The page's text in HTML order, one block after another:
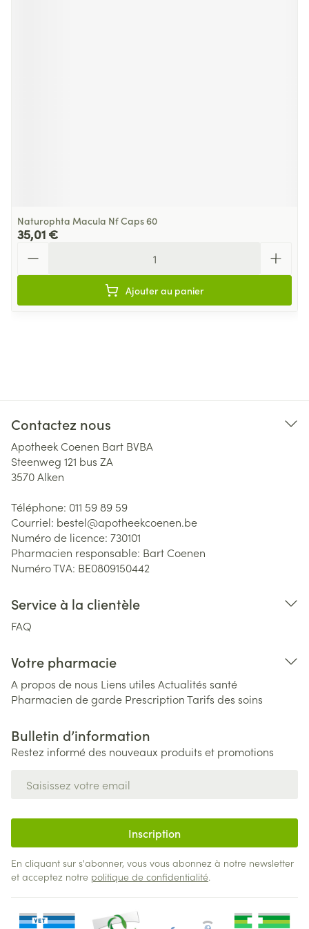
Naturophta Macula Nf Caps 60
35,01 €
Ajouter au panier
Contactez nous
Apotheek Coenen Bart BVBA
Steenweg 121 bus ZA
3570Alken
Téléphone: 011 59 89 59
Courriel: bestel@apotheekcoenen.be
Numéro de licence: 730101
Pharmacien responsable: Bart Coenen
Numéro TVA: BE0809150442
Service à la clientèle
FAQ
Votre pharmacie
A propos de nous Liens utiles Actualités santé
Pharmacien de garde PrescriptionTarifs des soins
Bulletin d’information
Restez informé des nouveaux produits et promotions
Inscription
En cliquant sur s'abonner, vous vous abonnez à notre newsletter
et acceptez notre politique de confidentialité.